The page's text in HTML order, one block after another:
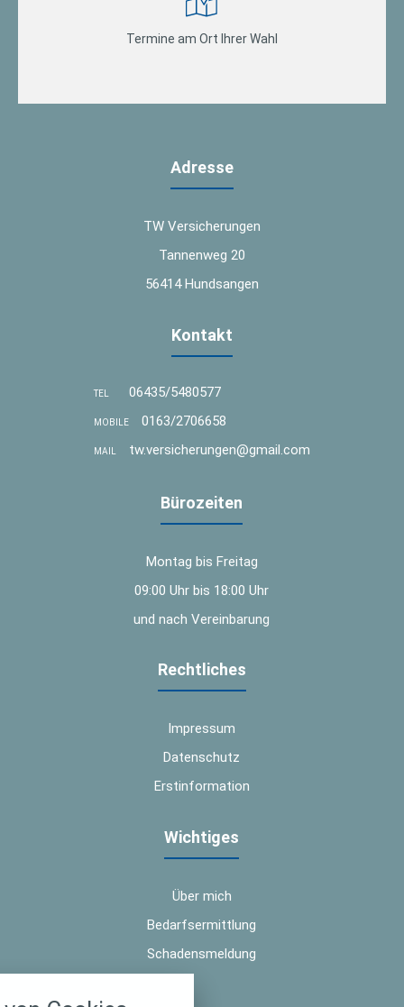
Termine am Ort Ihrer Wahl
Adresse
TW Versicherungen
Tannenweg 20
56414 Hundsangen
Kontakt
TEL 06435/5480577
MOBILE 0163/2706658
MAIL tw.versicherungen@gmail.com
Bürozeiten
Montag bis Freitag
09:00 Uhr bis 18:00 Uhr
und nach Vereinbarung
Rechtliches
Impressum
Datenschutz
Erstinformation
Wichtiges
Über mich
Bedarfsermittlung
Schadensmeldung